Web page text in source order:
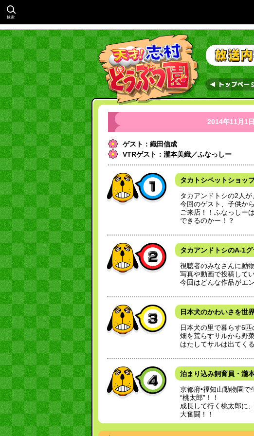
検索
2014年11月1
ゲスト：織田信成
VTRゲスト：瀧本美織／ふなっしー
タカトシペットショッ
タカアンドトシの2人
今回のゲスト、子供か
ご来店！！ふなっしー
できるのかー！？
タカアンドトシのA-1グ
視聴者のみなさんに動
写真や動画で投稿して
今回はどんな作品がエ
日本犬のかわいさを世
日本犬の里で暮らす6匹
畑を荒らすサルから野
はたしてサルは出てく
泊まり込み飼育員・瀧
京都府•福知山動物園
“桃太郎”！！
成長して行く桃太郎に
大奮闘！！